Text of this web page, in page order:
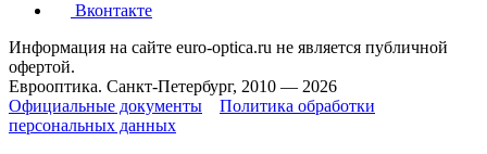
Вконтакте
Информация на сайте euro-optica.ru не является публичной
офертой.
Еврооптика. Санкт-Петербург, 2010 — 2026
Официальные документы
Политика обработки
персональных данных